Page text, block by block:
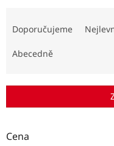
r
d
Doporučujeme
Abecedně
Cena